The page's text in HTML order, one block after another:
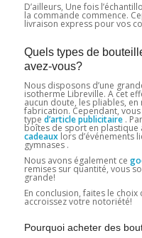
D’ailleurs, Une fois
la commande commence.
livraison express pour vos
Quels types de
avez-vous?
Nous disposons d’une
isotherme Libreville. A cet
aucun doute, les pliables,
fabrication. Cependant,
type d’article publicitaire.
boîtes de sport en plastique
cadeauxlors d’événements
gymnases .
Nous avons également ce
remises sur quantité, vous
grande!
En conclusion, faites le
accroissez votre notoriété!
Pourquoi acheter des